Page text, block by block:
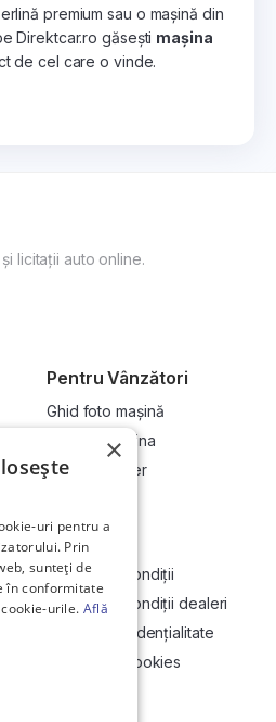
premium sau o mașină din
Direktcar.ro găsești mașina
de cel care o vinde.
licitații auto online.
Pentru Vânzători
Ghid foto mașină
Vinde-ți mașina
Devino dealer
Compania
Termeni și condiții
Termeni și condiții dealeri
Politică confidențialitate
Politica de cookies
×
uri pentru a
Prin
sunteți de
în conformitate
urile. Află